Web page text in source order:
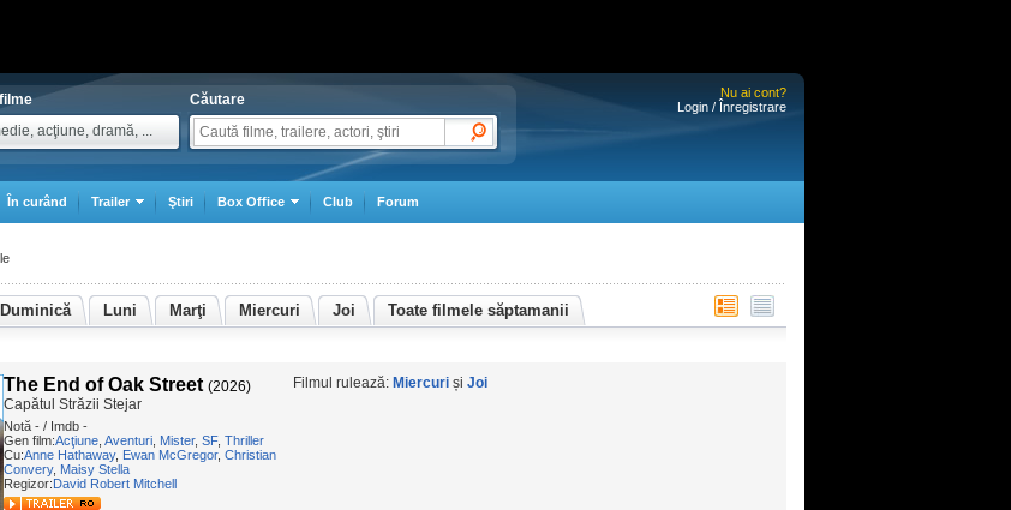
acţiune, dramă, ...
Căutare
Nu ai cont?
Login / Înregistrare
În curând Trailer Ştiri Box Office Club Forum
Duminică Luni Marţi Miercuri Joi Toate filmele săptamanii
The End of Oak Street (2026)
Capătul Străzii Stejar
Notă - / Imdb -
Gen film:Acţiune Aventuri Mister, SF, Thriller
Cu:Anne Hathaway, Ewan McGregor, Christian
Convery, Maisy Stella
Regizor:David Robert Mitchell
Filmul rulează: Miercuri șiJoi